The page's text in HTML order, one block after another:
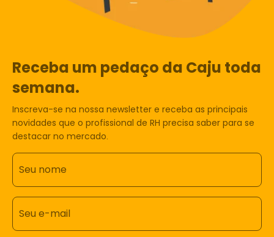
Receba um pedaço da Caju toda
semana.
Inscreva-se na nossa newsletter e receba as principais
novidades que o profissional de RH precisa saber para se
destacar no mercado.
Seu nome
Seu e-mail